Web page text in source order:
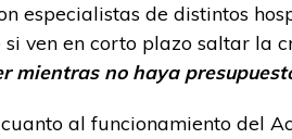
especialistas de distintos
ven en corto plazo saltar la
mientras no haya
al funcionamiento del